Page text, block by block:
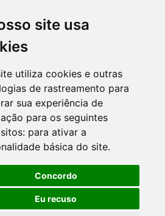
site usa
utiliza cookies e outras
de rastreamento para
sua experiência de
para os seguintes
para ativar a
básica do site.
Concordo
Eu recuso
: Cite Factor, OAJI.
: A1
conteúdo desta revista está
Internacional Creative
4.0)